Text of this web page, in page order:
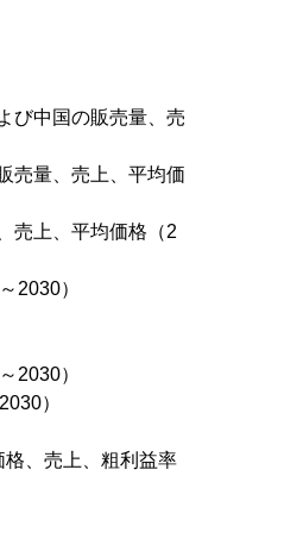
び中国の販売量、売
売量、売上、平均価
売上、平均価格（2
2030）
2030）
）
、売上、粗利益率